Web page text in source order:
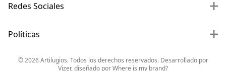
Redes Sociales
Políticas
©2026Artilugios. Todos los derechos reservados. Desarrollado por
Vizer, diseñado porWhere is my brand?